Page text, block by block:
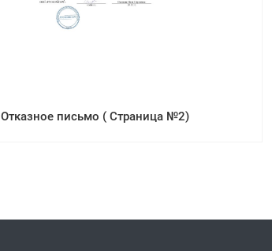
Отказное письмо ( Страница №2)